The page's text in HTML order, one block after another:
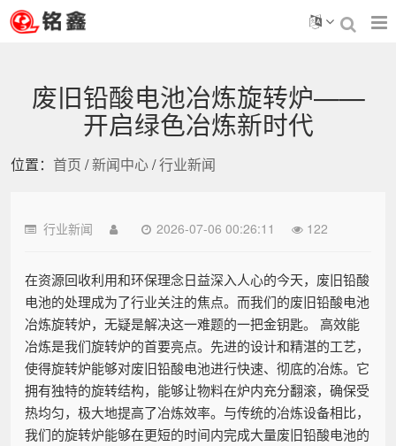
废旧铅酸电池冶炼旋转炉——
开启绿色冶炼新时代
位置： 首页 /新闻中心/行业新闻
行业新闻 2026-07-06 00:26:11 122
在资源回收利用和环保理念日益深入人心的今天，废旧铅酸
电池的处理成为了行业关注的焦点。而我们的废旧铅酸电池
冶炼旋转炉，无疑是解决这一难题的一把金钥匙。 高效能
冶炼是我们旋转炉的首要亮点。先进的设计和精湛的工艺，
使得旋转炉能够对废旧铅酸电池进行快速、彻底的冶炼。它
拥有独特的旋转结构，能够让物料在炉内充分翻滚，确保受
热均匀，极大地提高了冶炼效率。与传统的冶炼设备相比，
我们的旋转炉能够在更短的时间内完成大量废旧铅酸电池的